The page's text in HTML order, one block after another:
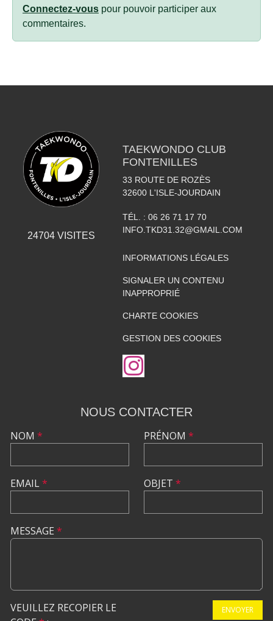
Connectez-vous pour pouvoir participer aux
commentaires.
24704VISITES
TAEKWONDO CLUB
FONTENILLES
33 ROUTE DE ROZÈS
32600 L'ISLE-JOURDAIN
TÉL. : 06 26 71 17 70
INFO.TKD31.32@GMAIL.COM
INFORMATIONS LÉGALES
SIGNALER UN CONTENU
INAPPROPRIÉ
CHARTE COOKIES
GESTION DES COOKIES
NOUS CONTACTER
NOM *
EMAIL*
PRÉNOM *
OBJET *
MESSAGE *
VEUILLEZ RECOPIER LE
ENVOYER